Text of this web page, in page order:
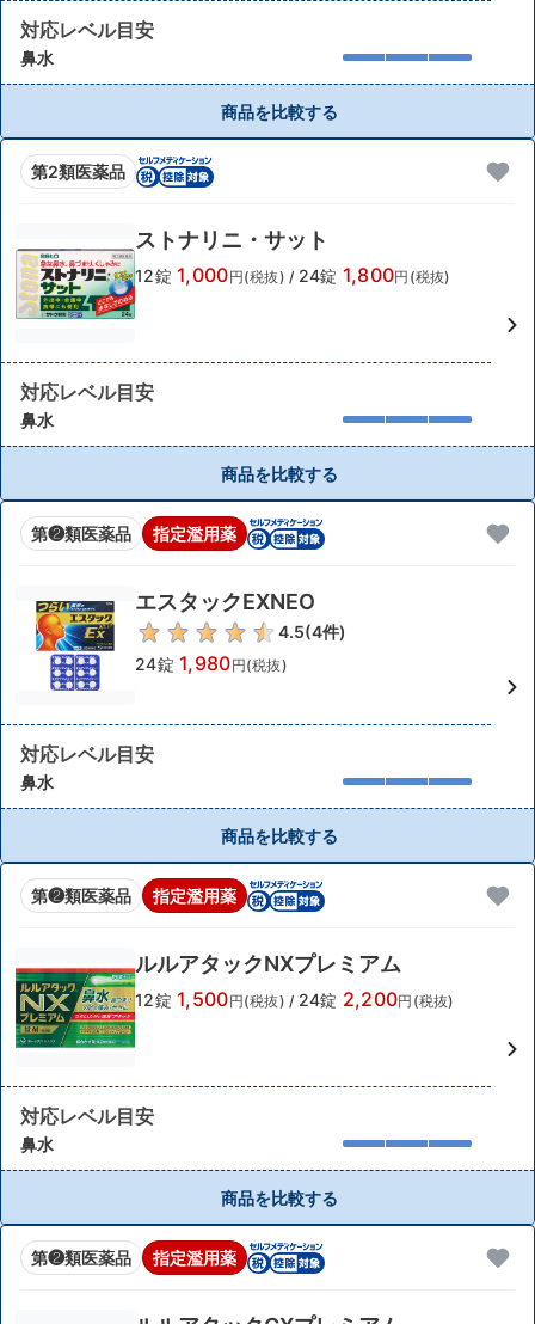
対応レベル目安
鼻水
商品を比較する
第2類医薬品
ストナリニ・サット
12錠 1,000円(税抜) / 24錠 1,800円(税抜)
対応レベル目安
鼻水
商品を比較する
第❷類医薬品 指定濫用薬
エスタックEXNEO
4.5(4件)
24錠 1,980円(税抜)
対応レベル目安
鼻水
商品を比較する
第❷類医薬品 指定濫用薬
ルルアタックNXプレミアム
12錠 1,500円(税抜) / 24錠 2,200円(税抜)
対応レベル目安
鼻水
商品を比較する
第❷類医薬品 指定濫用薬